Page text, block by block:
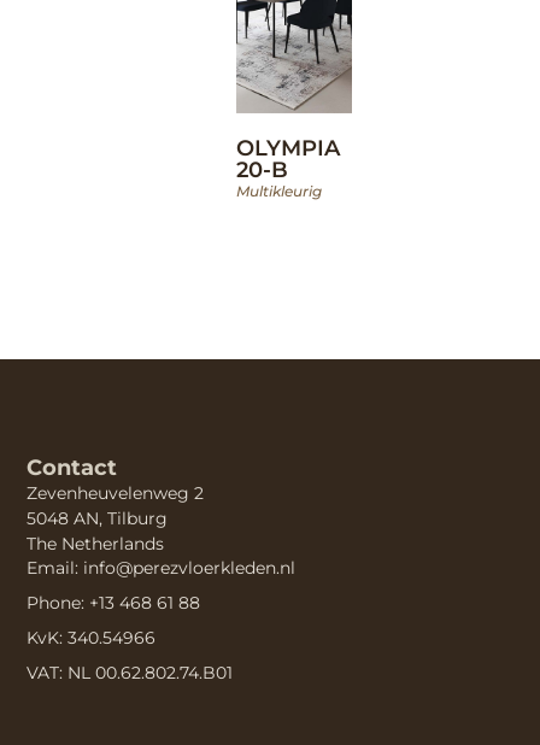
OLYMPIA
20-B
Multikleurig
Contact
Zevenheuvelenweg 2
5048 AN, Tilburg
The Netherlands
Email: info@perezvloerkleden.nl
Phone: +13 468 61 88
KvK: 340.54966
VAT: NL 00.62.802.74.B01